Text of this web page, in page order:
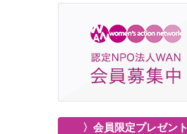
〉会員限定プレゼント